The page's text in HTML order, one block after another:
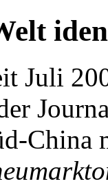
Juli
China